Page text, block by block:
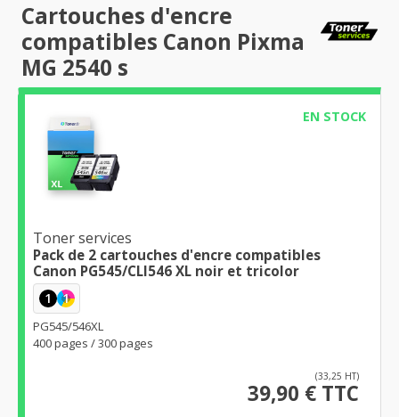
Cartouches d'encre
compatibles Canon Pixma
MG 2540 s
EN STOCK
Toner services
Pack de 2 cartouches d'encre compatibles
Canon PG545/CLI546 XL noir et tricolor
1 1
PG545/546XL
400 pages / 300 pages
(33,25 HT)
39,90 € TTC